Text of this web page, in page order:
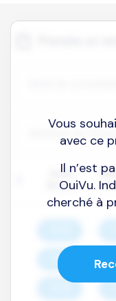
Vous
avec ce
Il n’est
OuiVu.
cherché à